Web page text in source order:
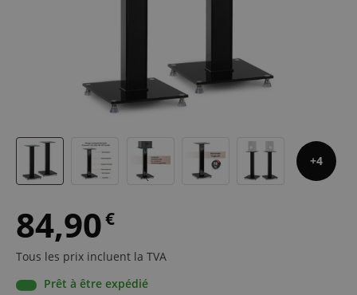
4
84,90€
Tous les prix incluent la TVA
Prêt à être expédié